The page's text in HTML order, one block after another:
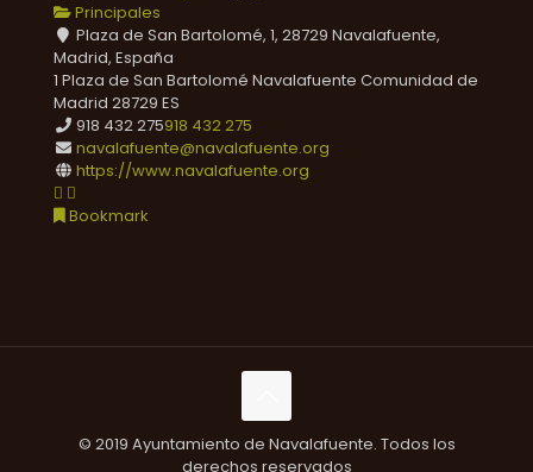
Principales
Plaza de San Bartolomé, 1, 28729 Navalafuente,
Madrid, España
1 Plaza de San Bartolomé Navalafuente Comunidad de
Madrid 28729 ES
918 432 275918 432 275
navalafuente@navalafuente.org
https://www.navalafuente.org
Bookmark
© 2019 Ayuntamiento de Navalafuente. Todos los
derechos reservados